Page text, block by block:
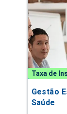
Taxa de
Gestão
Saúde